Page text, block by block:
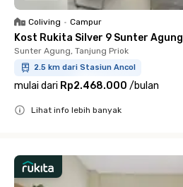
Coliving • Campur
Kost Rukita Silver 9 Sunter Agung
Sunter Agung, Tanjung Priok
2.5 km dari Stasiun Ancol
mulai dari Rp2.468.000 /bulan
Lihat info lebih banyak